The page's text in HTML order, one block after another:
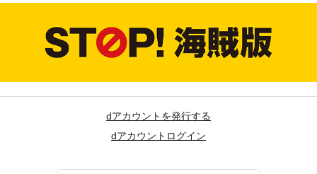
dアカウントを発行する
dアカウントログイン